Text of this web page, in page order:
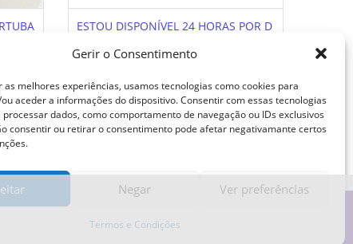
Gerir o Consentimento
as melhores experiências, usamos tecnologias como cookies para
aceder a informações do dispositivo. Consentir com essas tecnologias
dados, como comportamento de navegação ou IDs exclusivos
consentir ou retirar o consentimento pode afetar negativamante certos
Negar Ver preferências
Termos e Condições
ESTOU DISPONÍVEL 24 HORAS POR D
ÇÃO.